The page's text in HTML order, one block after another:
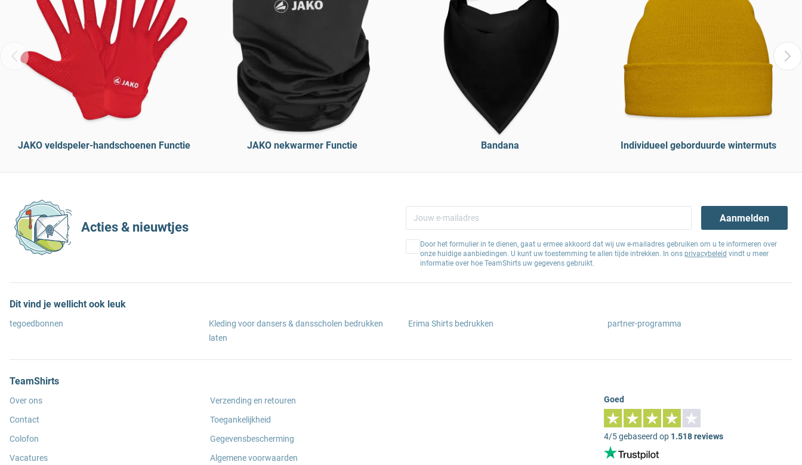
JAKO veldspeler-handschoenen Functie JAKO nekwarmer Functie Bandana Individueel geborduurde wintermuts
Acties & nieuwtjes
Aanmelden
Door het formulier in te dienen, gaat u ermee akkoord dat wij uw e-mailadres gebruiken om u te informeren over
onze huidige aanbiedingen. U kunt uw toestemming te allen tijde intrekken. In ons privacybeleid vindt u meer
informatie over hoe TeamShirts uw gegevens gebruikt.
Dit vind je wellicht ook leuk
tegoedbonnen
Kleding voor dansers & dansscholen bedrukken
laten
Erima Shirts bedrukken partner-programma
TeamShirts
Over ons
Contact
Colofon
Vacatures
Verzending en retouren
Toegankelijkheid
Gegevensbescherming
Algemene voorwaarden
Goed
4/5 gebaseerd op 1.518 reviews